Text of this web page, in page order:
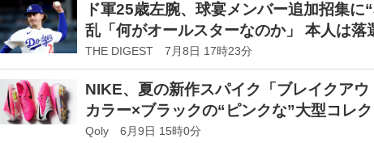
ド軍25歳左腕、球宴メンバー追加招集
乱「何がオールスターなのか」 本人は落
志に火がついた」
THE DIGEST 7月8日 17時23分
NIKE、夏の新作スパイク「ブレイクア
カラー×ブラックの“ピンクな”大型コレ
Qoly 6月9日 15時0分